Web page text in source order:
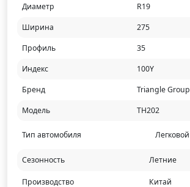
Диаметр
R19
Ширина
275
Профиль
35
Индекс
100Y
Бренд
Triangle Group
Модель
TH202
Тип автомобиля Легковой
Сезонность Летние
Производство Китай